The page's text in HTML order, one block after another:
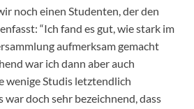
noch einen Studenten, der den
“Ich fand es gut, wie stark im
aufmerksam gemacht
war ich dann aber auch
wenige Studis letztendlich
war doch sehr bezeichnend, dass